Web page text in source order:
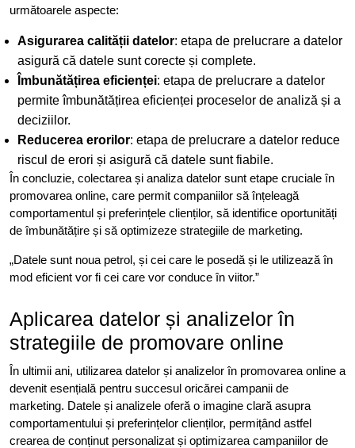
următoarele aspecte:
Asigurarea calității datelor: etapa de prelucrare a datelor
asigură că datele sunt corecte și complete.
Îmbunătățirea eficienței: etapa de prelucrare a datelor
permite îmbunătățirea eficienței proceselor de analiză și a
deciziilor.
Reducerea erorilor: etapa de prelucrare a datelor reduce
riscul de erori și asigură că datele sunt fiabile.
În concluzie, colectarea și analiza datelor sunt etape cruciale în
promovarea online, care permit companiilor să înțeleagă
comportamentul și preferințele clienților, să identifice oportunități
de îmbunătățire și să optimizeze strategiile de marketing.
„Datele sunt noua petrol, și cei care le posedă și le utilizează în
mod eficient vor fi cei care vor conduce în viitor.”
Aplicarea datelor și analizelor în
strategiile de promovare online
În ultimii ani, utilizarea datelor și analizelor în promovarea online a
devenit esențială pentru succesul oricărei campanii de
marketing. Datele și analizele oferă o imagine clară asupra
comportamentului și preferințelor clienților, permițând astfel
crearea de conținut personalizat și optimizarea campaniilor de